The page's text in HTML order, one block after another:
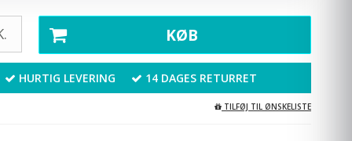
KØB
HURTIG LEVERING 14 DAGES RETURRET
TILFØJ TIL ØNSKELISTE